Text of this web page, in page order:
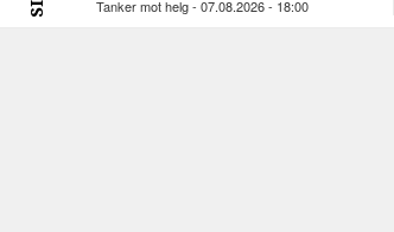
Tanker mot helg - 07.08.2026 - 18:00